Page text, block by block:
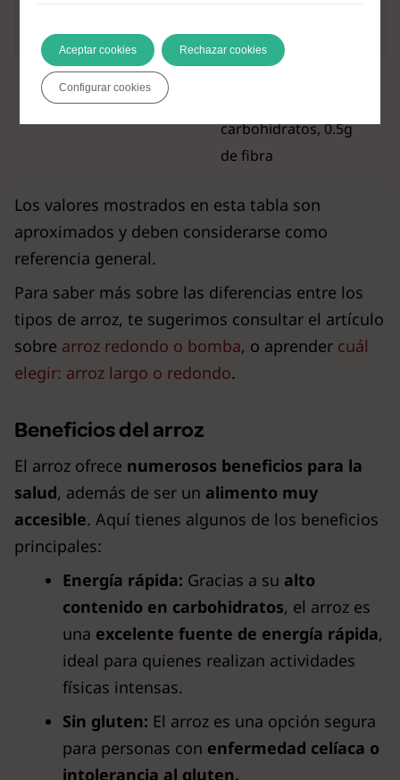
de fibra
carbohidratos, 0.5g
de fibra
Los valores mostrados en esta tabla son
aproximados y deben considerarse como
referencia general.
Para saber más sobre las diferencias entre los
tipos de arroz, te sugerimos consultar el artículo
sobre arroz redondo o bomba, o aprender cuál
elegir: arroz largo o redondo.
Beneficios del arroz
El arroz ofrece numerosos beneficios para la
salud, además de ser un alimento muy
accesible. Aquí tienes algunos de los beneficios
principales:
Energía rápida: Gracias a su alto
contenido en carbohidratos, el arroz es
una excelente fuente de energía rápida,
ideal para quienes realizan actividades
físicas intensas.
Sin gluten: El arroz es una opción segura
para personas con enfermedad celíaca o
intolerancia al gluten.
Aceptar cookies Rechazar cookies
Configurar cookies